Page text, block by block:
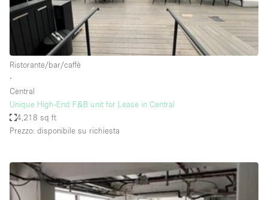
Elettricità
Esposizione di Automobili
Giardino
Impianto audiovisivo
Industriale
Licenza per Liquori
Livello strada
Ristorante/bar/caffè
∙
Central
Unique High-End F&B unit for Lease in Central
4,218 sq ft
Prezzo: disponibile su richiesta